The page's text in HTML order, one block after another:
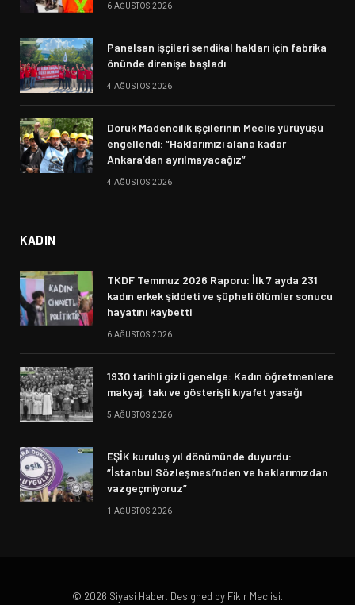
6 AĞUSTOS 2026
Panelsan işçileri sendikal hakları için fabrika
önünde direnişe başladı
4 AĞUSTOS 2026
Doruk Madencilik işçilerinin Meclis yürüyüşü
engellendi: “Haklarımızı alana kadar
Ankara’dan ayrılmayacağız”
4 AĞUSTOS 2026
KADIN
TKDF Temmuz 2026 Raporu: İlk 7 ayda 231
kadın erkek şiddeti ve şüpheli ölümler sonucu
hayatını kaybetti
6 AĞUSTOS 2026
1930 tarihli gizli genelge: Kadın öğretmenlere
makyaj, takı ve gösterişli kıyafet yasağı
5 AĞUSTOS 2026
EŞİK kuruluş yıl dönümünde duyurdu:
“İstanbul Sözleşmesi’nden ve haklarımızdan
vazgeçmiyoruz”
1 AĞUSTOS 2026
© 2026 Siyasi Haber. Designed by Fikir Meclisi.